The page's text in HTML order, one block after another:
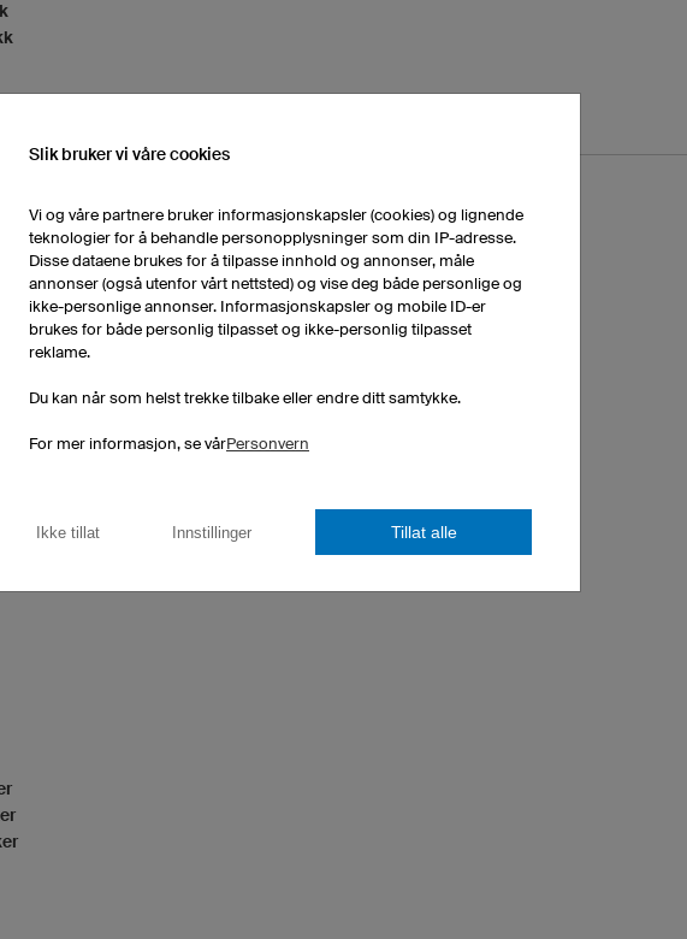
Slik bruker vi våre cookies
Vi og våre partnere bruker informasjonskapsler (cookies) og lignende
teknologier for å behandle personopplysninger som din IP-adresse.
Disse dataene brukes for å tilpasse innhold og annonser, måle
annonser (også utenfor vårt nettsted) og vise deg både personlige og
ikke-personlige annonser. Informasjonskapsler og mobile ID-er
brukes for både personlig tilpasset og ikke-personlig tilpasset
reklame.
Du kan når som helst trekke tilbake eller endre ditt samtykke.
For mer informasjon, se vårPersonvern
Ikke tillat Innstillinger Tillat alle